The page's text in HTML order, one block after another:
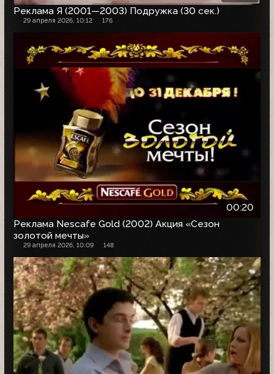
Реклама Я (2001—2003) Подружка (30 сек.)
29 апреля 2026, 10:12 176
00:20
Реклама Nescafe Gold (2002) Акция «Сезон
золотой мечты»
29 апреля 2026, 10:09 148